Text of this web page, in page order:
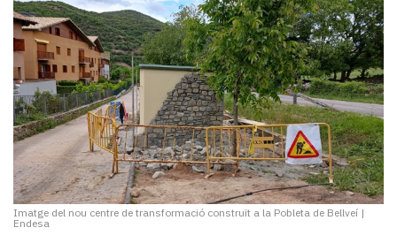
Imatge del nou centre de transformació construït a la Pobleta de Bellveí |
Endesa